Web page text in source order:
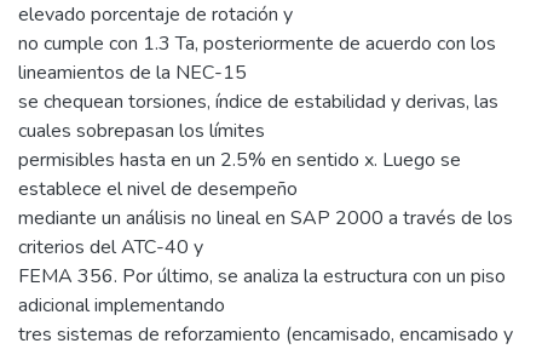
elevado porcentaje de rotación y
no cumple con 1.3 Ta, posteriormente de acuerdo con los
lineamientos de la NEC-15
se chequean torsiones, índice de estabilidad y derivas, las
cuales sobrepasan los límites
permisibles hasta en un 2.5% en sentido x. Luego se
establece el nivel de desempeño
mediante un análisis no lineal en SAP 2000 a través de los
criterios del ATC-40 y
FEMA 356. Por último, se analiza la estructura con un piso
adicional implementando
tres sistemas de reforzamiento (encamisado, encamisado y